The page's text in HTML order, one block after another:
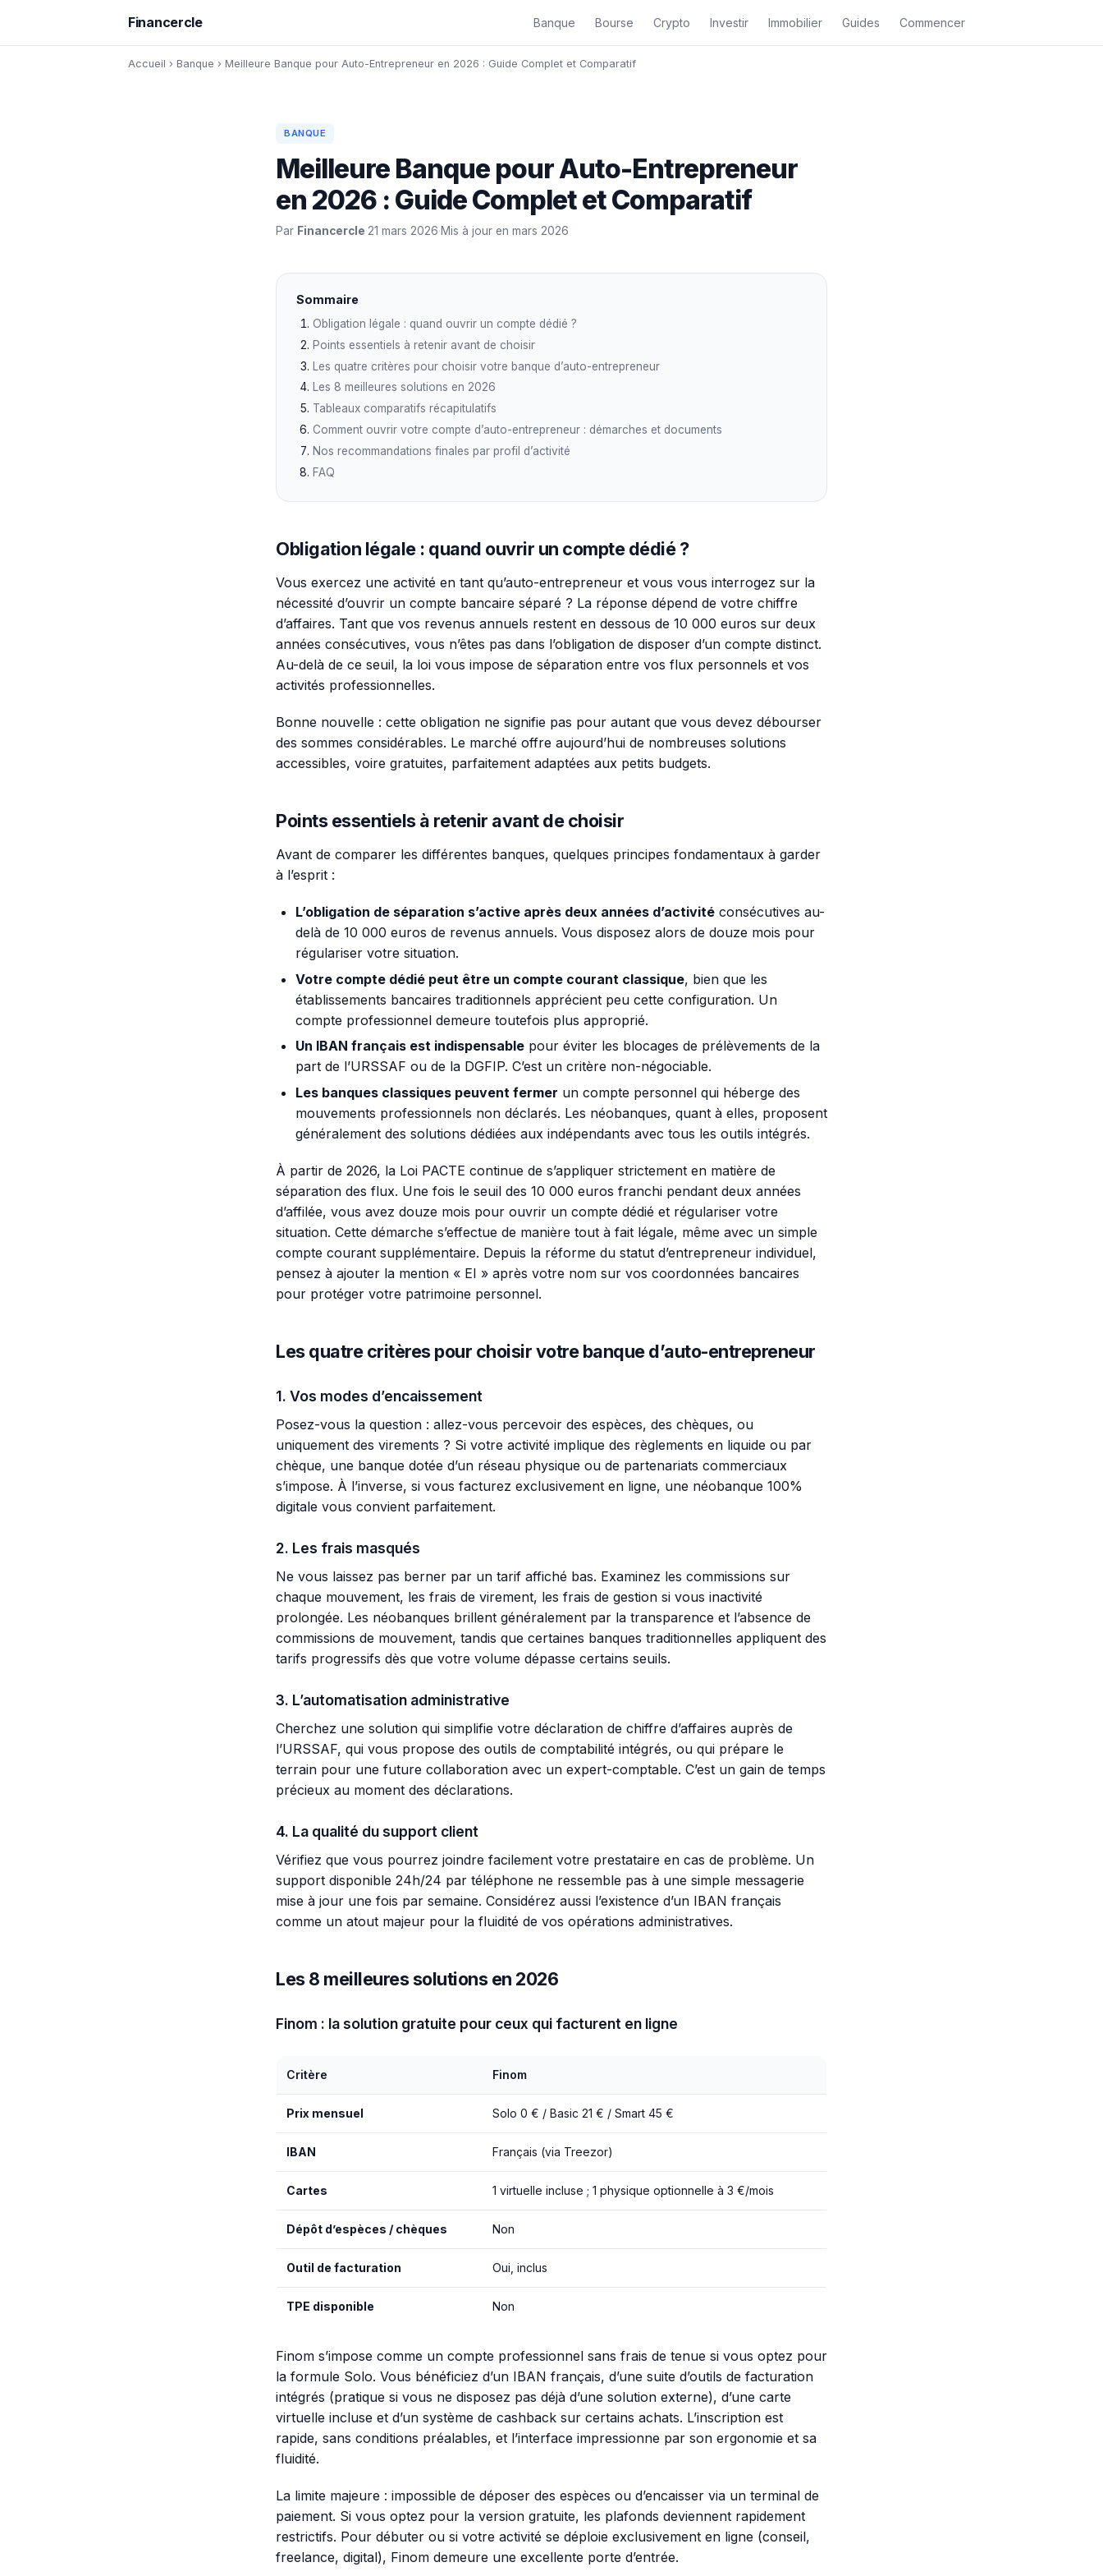
Financercle Banque Bourse Crypto Investir Immobilier Guides Commencer
Accueil › Banque › Meilleure Banque pour Auto-Entrepreneur en 2026 : Guide Complet et Comparatif
BANQUE
Meilleure Banque pour Auto-Entrepreneur
en 2026 : Guide Complet et Comparatif
Par Financercle·21 mars 2026·Mis à jour en mars 2026
Sommaire
Obligation légale : quand ouvrir un compte dédié ?
Points essentiels à retenir avant de choisir
Les quatre critères pour choisir votre banque d’auto-entrepreneur
Les 8 meilleures solutions en 2026
Tableaux comparatifs récapitulatifs
Comment ouvrir votre compte d’auto-entrepreneur : démarches et documents
Nos recommandations finales par profil d’activité
FAQ
Obligation légale : quand ouvrir un compte dédié ?
Vous exercez une activité en tant qu’auto-entrepreneur et vous vous interrogez sur la
nécessité d’ouvrir un compte bancaire séparé ? La réponse dépend de votre chiffre
d’affaires. Tant que vos revenus annuels restent en dessous de 10 000 euros sur deux
années consécutives, vous n’êtes pas dans l’obligation de disposer d’un compte distinct.
Au-delà de ce seuil, la loi vous impose de séparation entre vos flux personnels et vos
activités professionnelles.
Bonne nouvelle : cette obligation ne signifie pas pour autant que vous devez débourser
des sommes considérables. Le marché offre aujourd’hui de nombreuses solutions
accessibles, voire gratuites, parfaitement adaptées aux petits budgets.
Points essentiels à retenir avant de choisir
Avant de comparer les différentes banques, quelques principes fondamentaux à garder
à l’esprit :
L’obligation de séparation s’active après deux années d’activité consécutives au-
delà de 10 000 euros de revenus annuels. Vous disposez alors de douze mois pour
régulariser votre situation.
Votre compte dédié peut être un compte courant classique, bien que les
établissements bancaires traditionnels apprécient peu cette configuration. Un
compte professionnel demeure toutefois plus approprié.
Un IBAN français est indispensable pour éviter les blocages de prélèvements de la
part de l’URSSAF ou de la DGFIP. C’est un critère non-négociable.
Les banques classiques peuvent fermer un compte personnel qui héberge des
mouvements professionnels non déclarés. Les néobanques, quant à elles, proposent
généralement des solutions dédiées aux indépendants avec tous les outils intégrés.
À partir de 2026, la Loi PACTE continue de s’appliquer strictement en matière de
séparation des flux. Une fois le seuil des 10 000 euros franchi pendant deux années
d’affilée, vous avez douze mois pour ouvrir un compte dédié et régulariser votre
situation. Cette démarche s’effectue de manière tout à fait légale, même avec un simple
compte courant supplémentaire. Depuis la réforme du statut d’entrepreneur individuel,
pensez à ajouter la mention « EI » après votre nom sur vos coordonnées bancaires
pour protéger votre patrimoine personnel.
Les quatre critères pour choisir votre banque d’auto-entrepreneur
1. Vos modes d’encaissement
Posez-vous la question : allez-vous percevoir des espèces, des chèques, ou
uniquement des virements ? Si votre activité implique des règlements en liquide ou par
chèque, une banque dotée d’un réseau physique ou de partenariats commerciaux
s’impose. À l’inverse, si vous facturez exclusivement en ligne, une néobanque 100%
digitale vous convient parfaitement.
2. Les frais masqués
Ne vous laissez pas berner par un tarif affiché bas. Examinez les commissions sur
chaque mouvement, les frais de virement, les frais de gestion si vous inactivité
prolongée. Les néobanques brillent généralement par la transparence et l’absence de
commissions de mouvement, tandis que certaines banques traditionnelles appliquent des
tarifs progressifs dès que votre volume dépasse certains seuils.
3. L’automatisation administrative
Cherchez une solution qui simplifie votre déclaration de chiffre d’affaires auprès de
l’URSSAF, qui vous propose des outils de comptabilité intégrés, ou qui prépare le
terrain pour une future collaboration avec un expert-comptable. C’est un gain de temps
précieux au moment des déclarations.
4. La qualité du support client
Vérifiez que vous pourrez joindre facilement votre prestataire en cas de problème. Un
support disponible 24h/24 par téléphone ne ressemble pas à une simple messagerie
mise à jour une fois par semaine. Considérez aussi l’existence d’un IBAN français
comme un atout majeur pour la fluidité de vos opérations administratives.
Les 8 meilleures solutions en 2026
Finom : la solution gratuite pour ceux qui facturent en ligne
Critère Finom
Prix mensuel Solo 0 € / Basic 21 € / Smart 45 €
IBAN Français (via Treezor)
Cartes 1 virtuelle incluse ; 1 physique optionnelle à 3 €/mois
Dépôt d’espèces / chèques Non
Outil de facturation Oui, inclus
TPE disponible Non
Finom s’impose comme un compte professionnel sans frais de tenue si vous optez pour
la formule Solo. Vous bénéficiez d’un IBAN français, d’une suite d’outils de facturation
intégrés (pratique si vous ne disposez pas déjà d’une solution externe), d’une carte
virtuelle incluse et d’un système de cashback sur certains achats. L’inscription est
rapide, sans conditions préalables, et l’interface impressionne par son ergonomie et sa
fluidité.
La limite majeure : impossible de déposer des espèces ou d’encaisser via un terminal de
paiement. Si vous optez pour la version gratuite, les plafonds deviennent rapidement
restrictifs. Pour débuter ou si votre activité se déploie exclusivement en ligne (conseil,
freelance, digital), Finom demeure une excellente porte d’entrée.